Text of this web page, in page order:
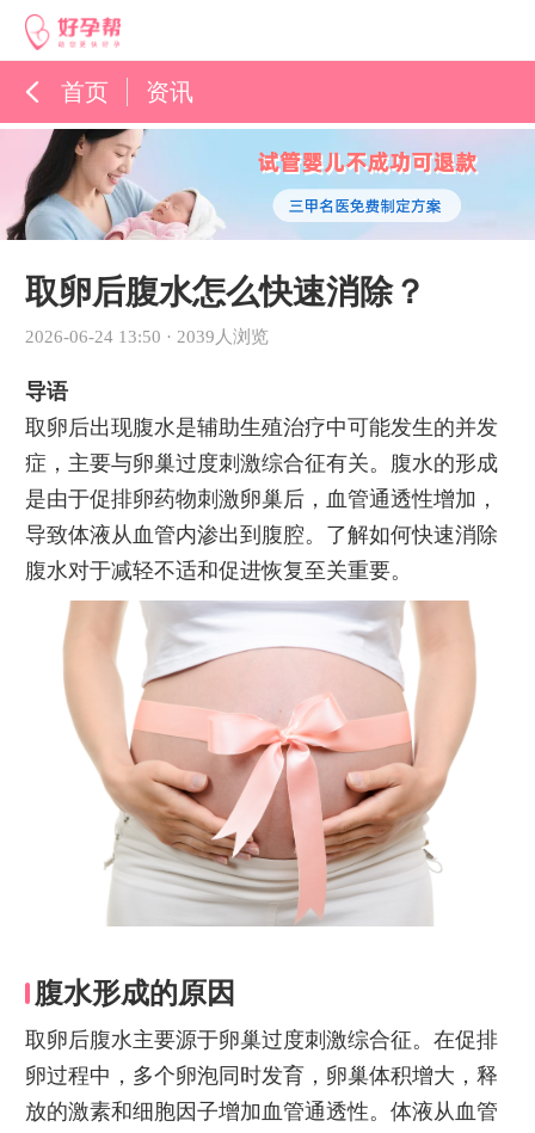
首页 资讯
孕育百科
综合资讯
取卵后腹水怎么快速消除？
2026-06-24 13:50 · 2039人浏览
导语
取卵后出现腹水是辅助生殖治疗中可能发生的并发
症，主要与卵巢过度刺激综合征有关。腹水的形成
是由于促排卵药物刺激卵巢后，血管通透性增加，
导致体液从血管内渗出到腹腔。了解如何快速消除
腹水对于减轻不适和促进恢复至关重要。
腹水形成的原因
取卵后腹水主要源于卵巢过度刺激综合征。在促排
卵过程中，多个卵泡同时发育，卵巢体积增大，释
放的激素和细胞因子增加血管通透性。体液从血管